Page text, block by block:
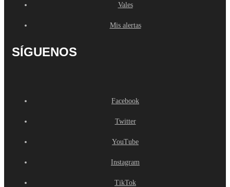
Vales
Mis alertas
SÍGUENOS
Facebook
Twitter
YouTube
Instagram
TikTok